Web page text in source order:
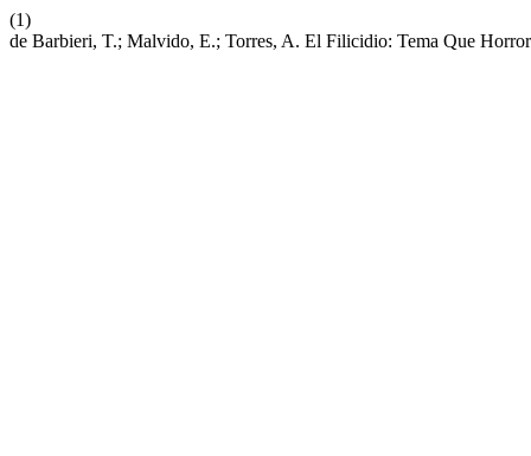
(1)
de Barbieri, T.; Malvido, E.; Torres, A. El Filicidio: Tema Que